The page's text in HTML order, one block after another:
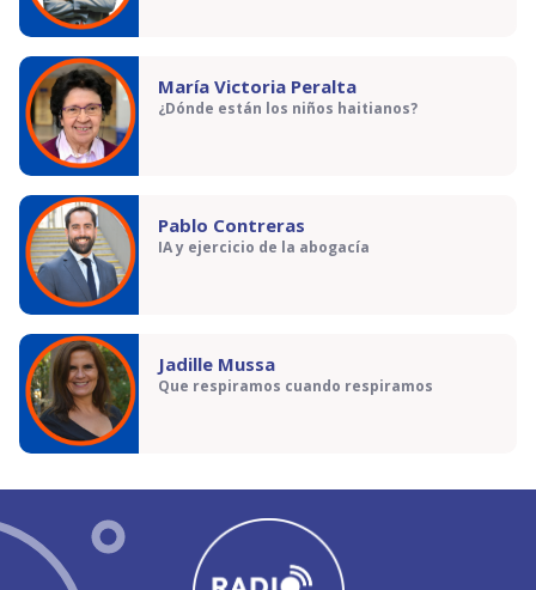
María Victoria Peralta
¿Dónde están los niños haitianos?
Pablo Contreras
IA y ejercicio de la abogacía
Jadille Mussa
Que respiramos cuando respiramos